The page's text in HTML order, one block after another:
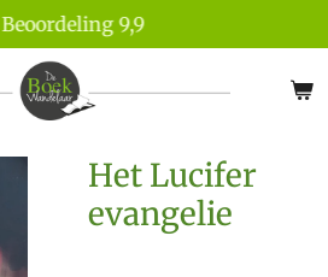
Beoordeling 9,9
Het Lucifer
evangelie